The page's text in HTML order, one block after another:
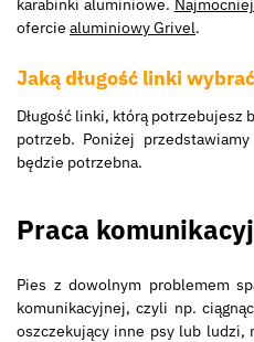
karabinki aluminiowe.
ofercie aluminiowy Grivel.
Jaką długość linki
Długość linki, którą potrzebujesz
potrzeb. Poniżej
będzie potrzebna.
Praca
Pies z dowolnym problemem
komunikacyjnej, czyli np.
oszczekujący inne psy lub ludzi,